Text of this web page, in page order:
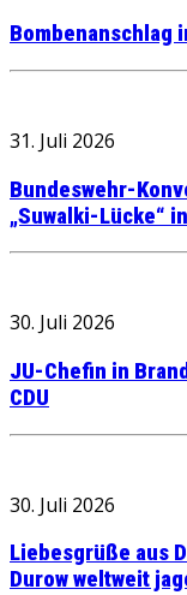
Bombenanschlag
31. Juli 2026
Bundeswehr-
„Suwalki-Lücke“
30. Juli 2026
JU-Chefin in
CDU
30. Juli 2026
Liebesgrüße aus
Durow weltweit